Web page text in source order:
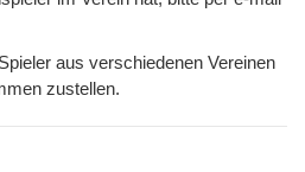
aus verschiedenen Vereinen
zustellen.